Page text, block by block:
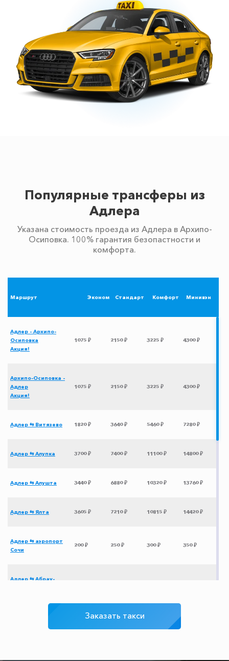
Популярные трансферы из
Адлера
Указана стоимость проезда из Адлера в Архипо-
Осиповка. 100% гарантия безопастности и
комфорта.
Маршрут Эконом Стандарт Комфорт Минивэн
Адлер - Архипо-
Осиповка
Акция!
1075 ₽ 2150 ₽ 3225 ₽ 4300 ₽
Архипо-Осиповка -
Адлер
Акция!
1075 ₽ 2150 ₽ 3225 ₽ 4300 ₽
Адлер ⇆ Витязево 1820 ₽ 3640 ₽ 5460 ₽ 7280 ₽
Адлер ⇆ Алупка 3700 ₽ 7400 ₽ 11100 ₽ 14800 ₽
Адлер ⇆ Алушта 3440 ₽ 6880 ₽ 10320 ₽ 13760 ₽
Адлер ⇆ Ялта 3605 ₽ 7210 ₽ 10815 ₽ 14420 ₽
Адлер ⇆ аэропорт
Сочи
200 ₽ 250 ₽ 300 ₽ 350 ₽
Адлер ⇆ Абрау-
1820 ₽ 3640 ₽
Заказать такси